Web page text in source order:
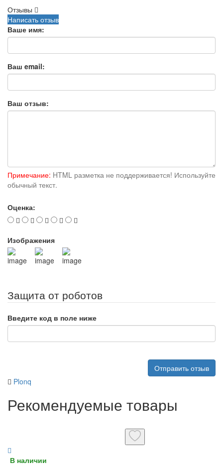
Отзывы
Написать отзыв
Ваше имя:
Ваш email:
Ваш отзыв:
Примечание: HTML разметка не поддерживается! Используйте
обычный текст.
Оценка:
Изображения
Защита от роботов
Введите код в поле ниже
Отправить отзыв
Plonq
Рекомендуемые товары
В наличии